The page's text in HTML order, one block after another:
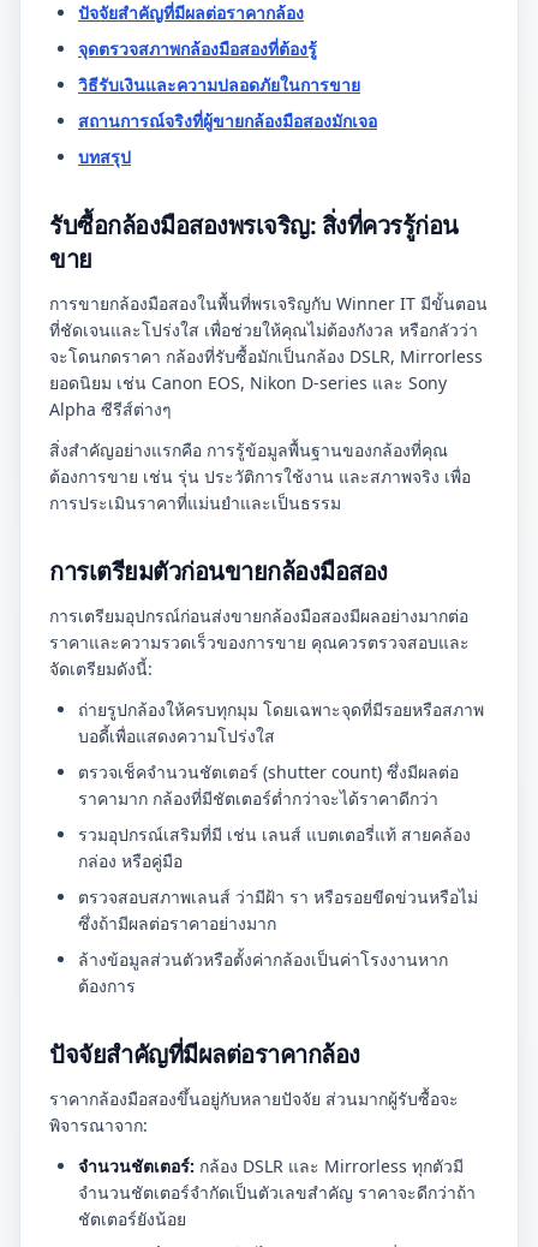
ปัจจัยสำคัญที่มีผลต่อราคากล้อง
จุดตรวจสภาพกล้องมือสองที่ต้องรู้
วิธีรับเงินและความปลอดภัยในการขาย
สถานการณ์จริงที่ผู้ขายกล้องมือสองมักเจอ
บทสรุป
รับซื้อกล้องมือสองพรเจริญ: สิ่งที่ควรรู้ก่อน
ขาย
การขายกล้องมือสองในพื้นที่พรเจริญกับ Winner IT มีขั้นตอน
ที่ชัดเจนและโปร่งใส เพื่อช่วยให้คุณไม่ต้องกังวล หรือกลัวว่า
จะโดนกดราคา กล้องที่รับซื้อมักเป็นกล้อง DSLR, Mirrorless
ยอดนิยม เช่น Canon EOS, Nikon D-series และ Sony
Alpha ซีรีส์ต่างๆ
สิ่งสำคัญอย่างแรกคือ การรู้ข้อมูลพื้นฐานของกล้องที่คุณ
ต้องการขาย เช่น รุ่น ประวัติการใช้งาน และสภาพจริง เพื่อ
การประเมินราคาที่แม่นยำและเป็นธรรม
การเตรียมตัวก่อนขายกล้องมือสอง
การเตรียมอุปกรณ์ก่อนส่งขายกล้องมือสองมีผลอย่างมากต่อ
ราคาและความรวดเร็วของการขาย คุณควรตรวจสอบและ
จัดเตรียมดังนี้:
ถ่ายรูปกล้องให้ครบทุกมุม โดยเฉพาะจุดที่มีรอยหรือสภาพ
บอดี้เพื่อแสดงความโปร่งใส
ตรวจเช็คจำนวนชัตเตอร์ (shutter count) ซึ่งมีผลต่อ
ราคามาก กล้องที่มีชัตเตอร์ต่ำกว่าจะได้ราคาดีกว่า
รวมอุปกรณ์เสริมที่มี เช่น เลนส์ แบตเตอรี่แท้ สายคล้อง
กล่อง หรือคู่มือ
ตรวจสอบสภาพเลนส์ ว่ามีฝ้า รา หรือรอยขีดข่วนหรือไม่
ซึ่งถ้ามีผลต่อราคาอย่างมาก
ล้างข้อมูลส่วนตัวหรือตั้งค่ากล้องเป็นค่าโรงงานหาก
ต้องการ
ปัจจัยสำคัญที่มีผลต่อราคากล้อง
ราคากล้องมือสองขึ้นอยู่กับหลายปัจจัย ส่วนมากผู้รับซื้อจะ
พิจารณาจาก:
จำนวนชัตเตอร์: กล้อง DSLR และ Mirrorless ทุกตัวมี
จำนวนชัตเตอร์จำกัดเป็นตัวเลขสำคัญ ราคาจะดีกว่าถ้า
ชัตเตอร์ยังน้อย